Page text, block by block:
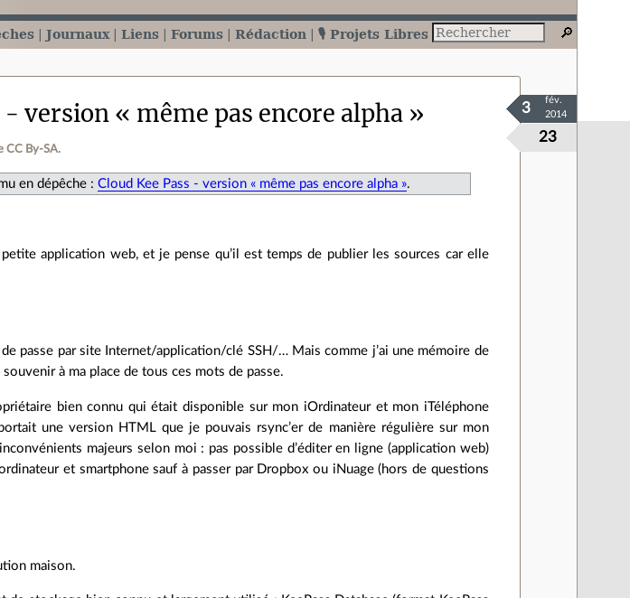
Journaux Liens Forums Rédaction 🎙️ Projets Libres
- version « même pas encore alpha »
CC By‑SA.
23
3
fév.
2014
en dépêche : Cloud Kee Pass - version « même pas encore alpha ».
application web, et je pense qu’il est temps de publier les sources car elle
passe par site Internet/application/clé SSH/… Mais comme j’ai une mémoire de
à ma place de tous ces mots de passe.
bien connu qui était disponible sur mon iOrdinateur et mon iTéléphone
une version HTML que je pouvais rsync’er de manière régulière sur mon
majeurs selon moi : pas possible d’éditer en ligne (application web)
et smartphone sauf à passer par Dropbox ou iNuage (hors de questions
maison.